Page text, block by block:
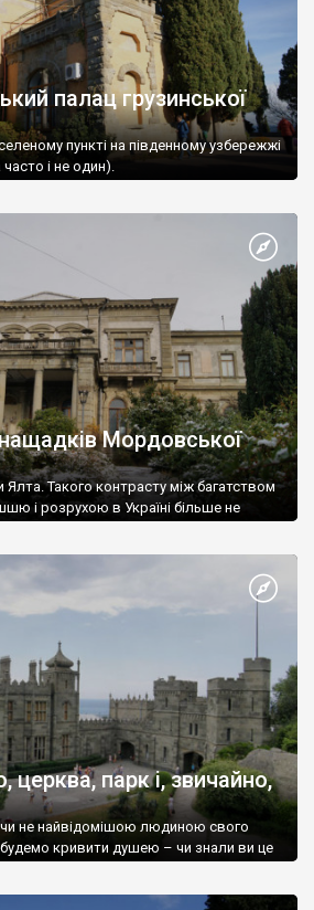
палац грузинської
пункті на південному узбережжі
і не один).
Мордовської
Ялта. Такого контрасту між багатством
і розрухою в Україні більше не
церква, парк і, звичайно,
не найвідомішою людиною свого
будемо кривити душею – чи знали ви це